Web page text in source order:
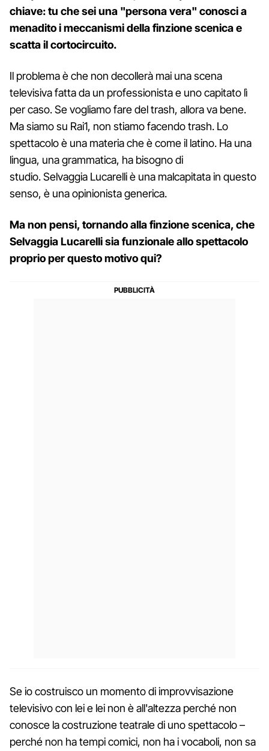
chiave: tu che sei una "persona vera" conosci a
menadito i meccanismi della finzione scenica e
scatta il cortocircuito.
Il problema è che non decollerà mai una scena
televisiva fatta da un professionista e uno capitato lì
per caso. Se vogliamo fare del trash, allora va bene.
Ma siamo su Rai1, non stiamo facendo trash. Lo
spettacolo è una materia che è come il latino. Ha una
lingua, una grammatica, ha bisogno di
studio. Selvaggia Lucarelli è una malcapitata in questo
senso, è una opinionista generica.
Ma non pensi, tornando alla finzione scenica, che
Selvaggia Lucarelli sia funzionale allo spettacolo
proprio per questo motivo qui?
Se io costruisco un momento di improvvisazione
televisivo con lei e lei non è all'altezza perché non
conosce la costruzione teatrale di uno spettacolo –
perché non ha tempi comici, non ha i vocaboli, non sa